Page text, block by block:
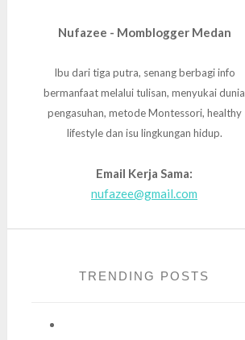
Nufazee - Momblogger Medan
Ibu dari tiga putra, senang berbagi info
bermanfaat melalui tulisan, menyukai dunia
pengasuhan, metode Montessori, healthy
lifestyle dan isu lingkungan hidup.
Email Kerja Sama:
nufazee@gmail.com
TRENDING POSTS